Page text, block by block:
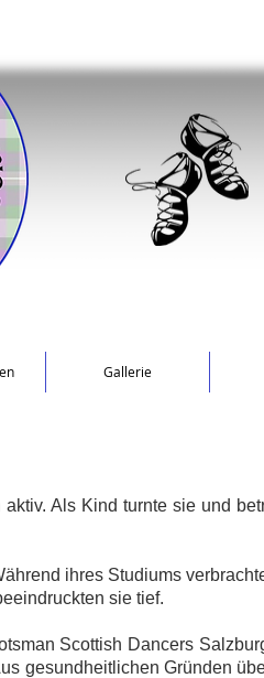
Als Kind turnte sie und
ihres Studiums
sie tief.
Scottish Dancers
gesundheitlichen Gründen
Gallerie